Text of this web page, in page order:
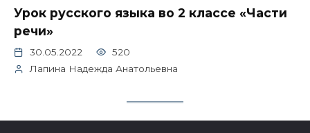
Урок русского языка во 2 классе «Части
речи»
30.05.2022
520
Лапина Надежда Анатольевна